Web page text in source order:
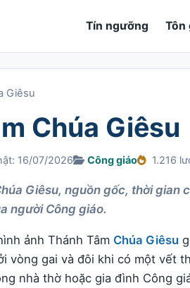
Tín ngưỡng Tôn
Giêsu
Chúa Giêsu
16/07/2026 Công giáo 1.216
Giêsu, nguồn gốc, thời gian
người Công giáo.
ảnh Thánh Tâm Chúa Giêsu
vòng gai và đôi khi có một vết
nhà thờ hoặc gia đình Công